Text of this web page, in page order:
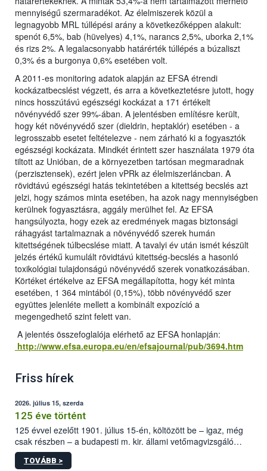
mennyiségű szermaradékot. Az élelmiszerek közül a
legnagyobb MRL túllépési arány a következőképpen alakult:
spenót 6,5%, bab (hüvelyes) 4,1%, narancs 2,5%, uborka 2,1%
és rizs 2%. A legalacsonyabb határérték túllépés a búzaliszt
0,3% és a burgonya 0,6% esetében volt.
A 2011-es monitoring adatok alapján az EFSA étrendi
kockázatbecslést végzett, és arra a következtetésre jutott, hogy
nincs hosszútávú egészségi kockázat a 171 értékelt
növényvédő szer 99%-ában. A jelentésben említésre került,
hogy két növényvédő szer (dieldrin, heptaklór) esetében - a
legrosszabb esetet feltételezve - nem zárható ki a fogyasztók
egészségi kockázata. Mindkét érintett szer használata 1979 óta
tiltott az Unióban, de a környezetben tartósan megmaradnak
(perzisztensek), ezért jelen vPRk az élelmiszerláncban. A
rövidtávú egészségi hatás tekintetében a kitettség becslés azt
jelzi, hogy számos minta esetében, ha azok nagy mennyiségben
kerülnek fogyasztásra, aggály merülhet fel. Az EFSA
hangsúlyozta, hogy ezek az eredmények magas biztonsági
ráhagyást tartalmaznak a növényvédő szerek humán
kitettségének túlbecslése miatt. A tavalyi év után ismét készült
jelzés értékű kumulált rövidtávú kitettség-becslés a hasonló
toxikológiai tulajdonságú növényvédő szerek vonatkozásában.
Körtéket értékelve az EFSA megállapította, hogy két minta
esetében, 1 364 mintából (0,15%), több növényvédő szer
együttes jelenléte mellett a kombinált expozíció a
megengedhető szint felett van.
A jelentés összefoglalója elérhető az EFSA honlapján:
http://www.efsa.europa.eu/en/efsajournal/pub/3694.htm
Friss hírek
2026. július 15, szerda
125 éve történt
125 évvel ezelőtt 1901. július 15-én, költözött be – igaz, még
csak részben – a budapesti m. kir. állami vetőmagvizsgáló
állomás a Kis Rókus utca 15. szám alatti, Czigler Győző által
tervezett új épületébe.
TOVÁBB >